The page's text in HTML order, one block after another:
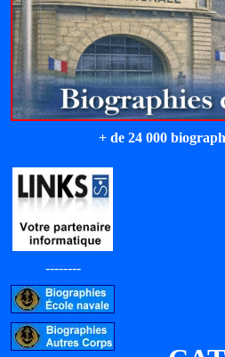
+ de 24 000
--------